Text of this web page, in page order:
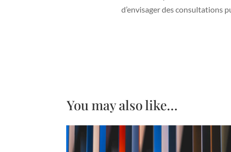
d’envisager des consultations
You may also like…